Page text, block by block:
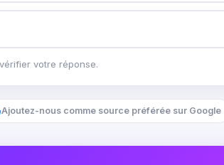
votre réponse.
Ajoutez-nous comme source préférée sur Google